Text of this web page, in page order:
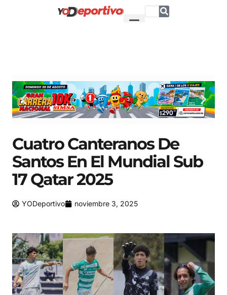
Cuatro Canteranos De
Santos En El Mundial Sub
17 Qatar 2025
YODeportivo noviembre 3, 2025